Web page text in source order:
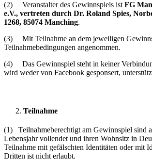
(2) Veranstalter des Gewinnspiels istFG
e.V., vertreten durch Dr. Roland Spies,
1268, 85074 Manching.
(3) Mit Teilnahme an dem jeweiligen
Teilnahmebedingungen angenommen.
(4) Das Gewinnspiel steht in keiner
wird weder von Facebook gesponsert,
Teilnahme
(1) Teilnahmeberechtigt am Gewinnspiel sind
Lebensjahr vollendet und ihren Wohnsitz in
Teilnahme mit gefälschten Identitäten oder mit
Dritten ist nicht erlaubt.